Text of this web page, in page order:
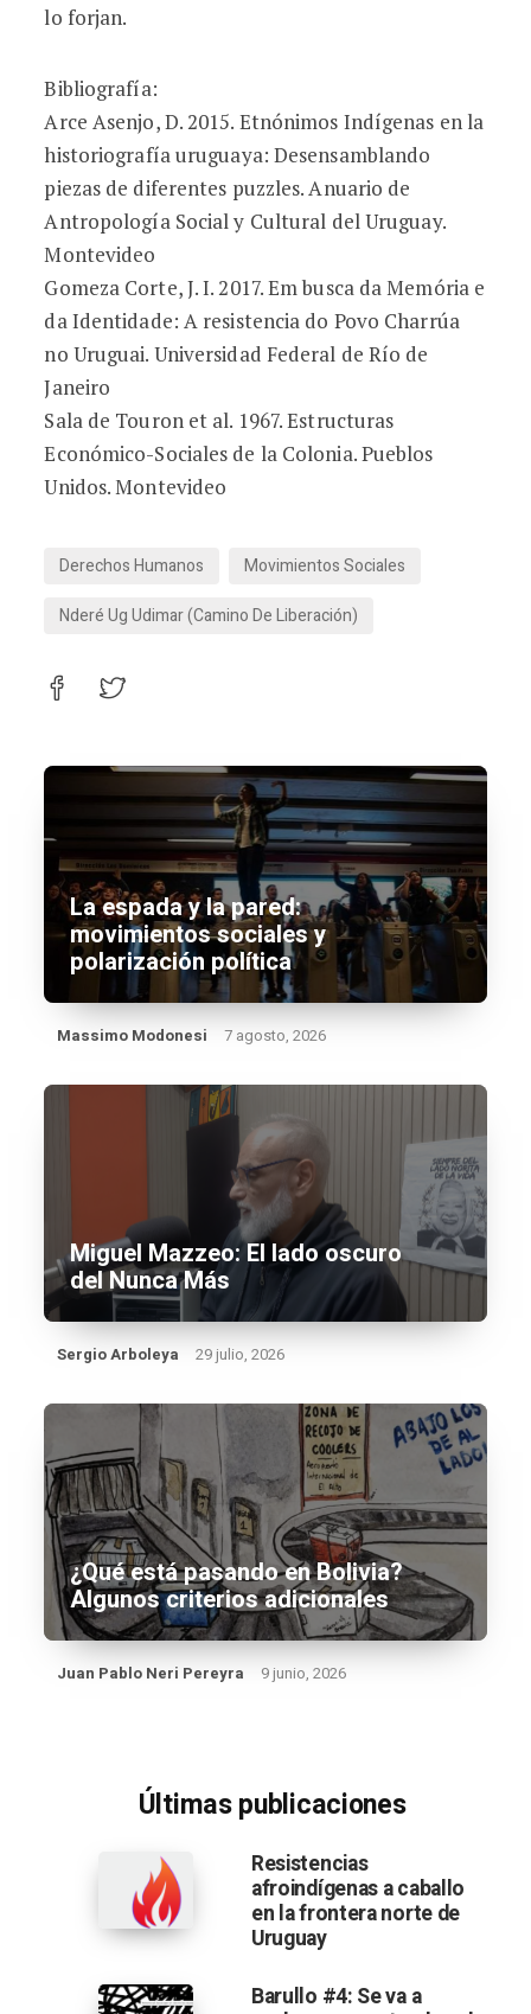
lo forjan.
Bibliografía:
Arce Asenjo, D. 2015. Etnónimos Indígenas en la
historiografía uruguaya: Desensamblando
piezas de diferentes puzzles. Anuario de
Antropología Social y Cultural del Uruguay.
Montevideo
Gomeza Corte, J. I. 2017. Em busca da Memória e
da Identidade: A resistencia do Povo Charrúa
no Uruguai. Universidad Federal de Río de
Janeiro
Sala de Touron et al. 1967. Estructuras
Económico-Sociales de la Colonia. Pueblos
Unidos. Montevideo
Derechos Humanos
Movimientos Sociales
Nderé Ug Udimar (Camino De Liberación)
La espada y la pared:
movimientos sociales y
polarización política
Massimo Modonesi 7 agosto, 2026
Miguel Mazzeo: El lado oscuro
del Nunca Más
Sergio Arboleya 29 julio, 2026
¿Qué está pasando en Bolivia?
Algunos criterios adicionales
Juan Pablo Neri Pereyra 9 junio, 2026
Últimas publicaciones
Resistencias
afroindígenas a caballo
en la frontera norte de
Uruguay
Barullo #4: Se va a